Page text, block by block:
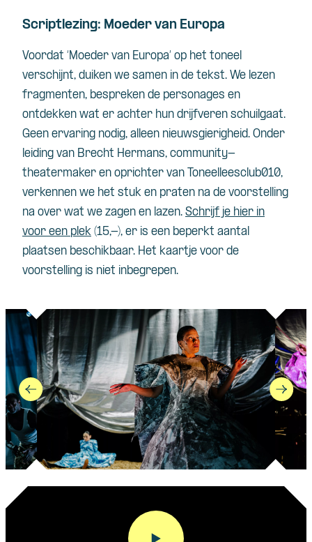
Scriptlezing: Moeder van Europa
Voordat ‘Moeder van Europa’ op het toneel
verschijnt, duiken we samen in de tekst. We lezen
fragmenten, bespreken de personages en
ontdekken wat er achter hun drijfveren schuilgaat.
Geen ervaring nodig, alleen nieuwsgierigheid. Onder
leiding van Brecht Hermans, community-
theatermaker en oprichter van Toneelleesclub010,
verkennen we het stuk en praten na de voorstelling
na over wat we zagen en lazen. Schrijf je hier in
voor een plek (15,-), er is een beperkt aantal
plaatsen beschikbaar. Het kaartje voor de
voorstelling is niet inbegrepen.